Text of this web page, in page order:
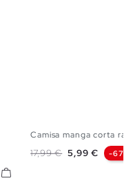
S
Camisa manga corta
Precio base
17,99 € Precio
5,99 € -67%